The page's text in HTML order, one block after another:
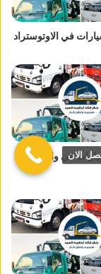
في الاوتوستراد
في واديالان